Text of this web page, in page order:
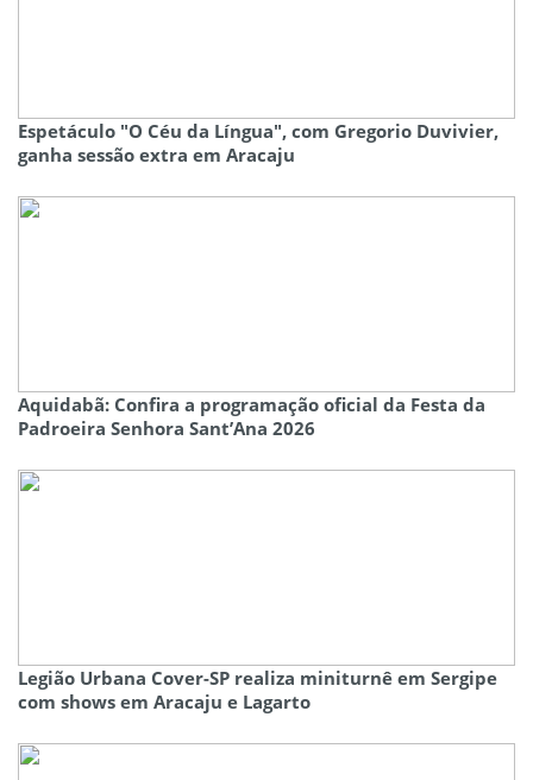
Espetáculo "O Céu da Língua", com Gregorio Duvivier,
ganha sessão extra em Aracaju
Aquidabã: Confira a programação oficial da Festa da
Padroeira Senhora Sant’Ana 2026
Legião Urbana Cover-SP realiza miniturnê em Sergipe
com shows em Aracaju e Lagarto